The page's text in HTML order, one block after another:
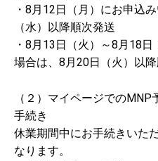
・8月12日（月）にお申込
（水）以降順次発送
・8月13日（火）～8月18
場合は、8月20日（火）以
（２）マイページでの
手続き
休業期間中にお手続きいた
なります。